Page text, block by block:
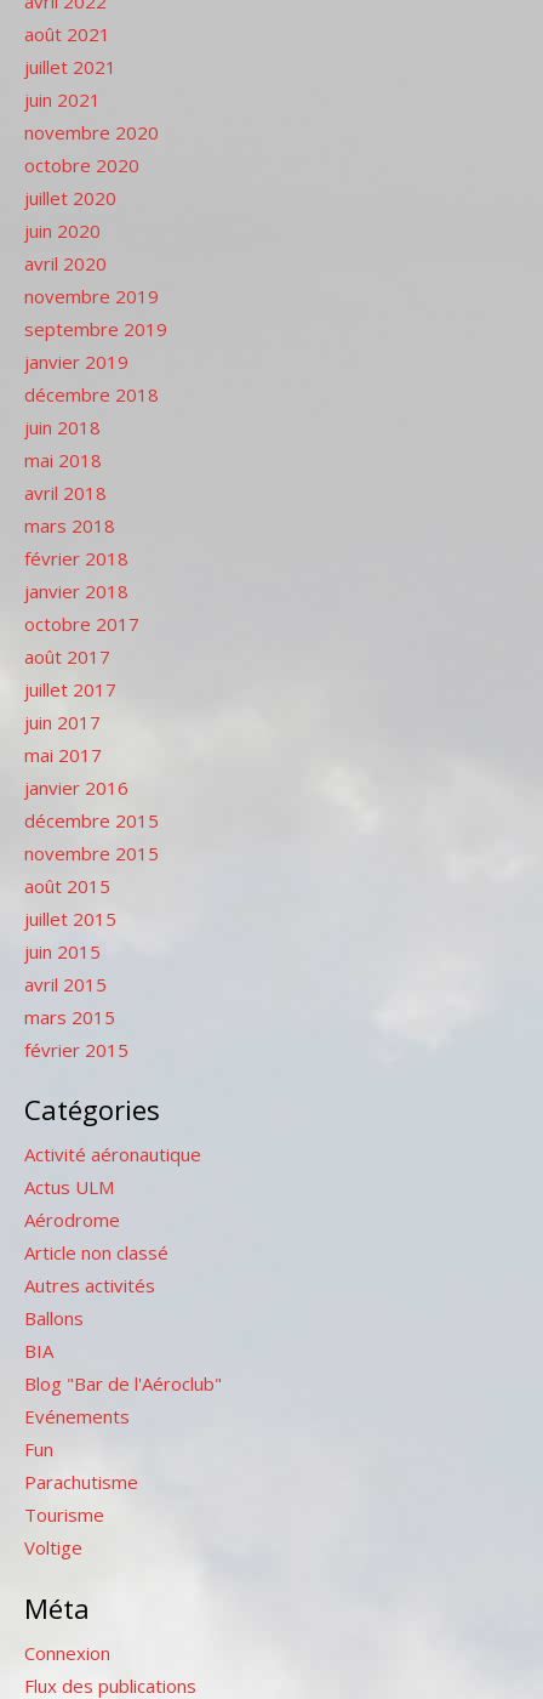
août 2021
juillet 2021
juin 2021
novembre 2020
octobre 2020
juillet 2020
juin 2020
avril 2020
novembre 2019
septembre 2019
janvier 2019
décembre 2018
juin 2018
mai 2018
avril 2018
mars 2018
février 2018
janvier 2018
octobre 2017
août 2017
juillet 2017
juin 2017
mai 2017
janvier 2016
décembre 2015
novembre 2015
août 2015
juillet 2015
juin 2015
avril 2015
mars 2015
février 2015
Catégories
Activité aéronautique
Actus ULM
Aérodrome
Article non classé
Autres activités
Ballons
BIA
Blog "Bar de l'Aéroclub"
Evénements
Fun
Parachutisme
Tourisme
Voltige
Méta
Connexion
Flux des publications